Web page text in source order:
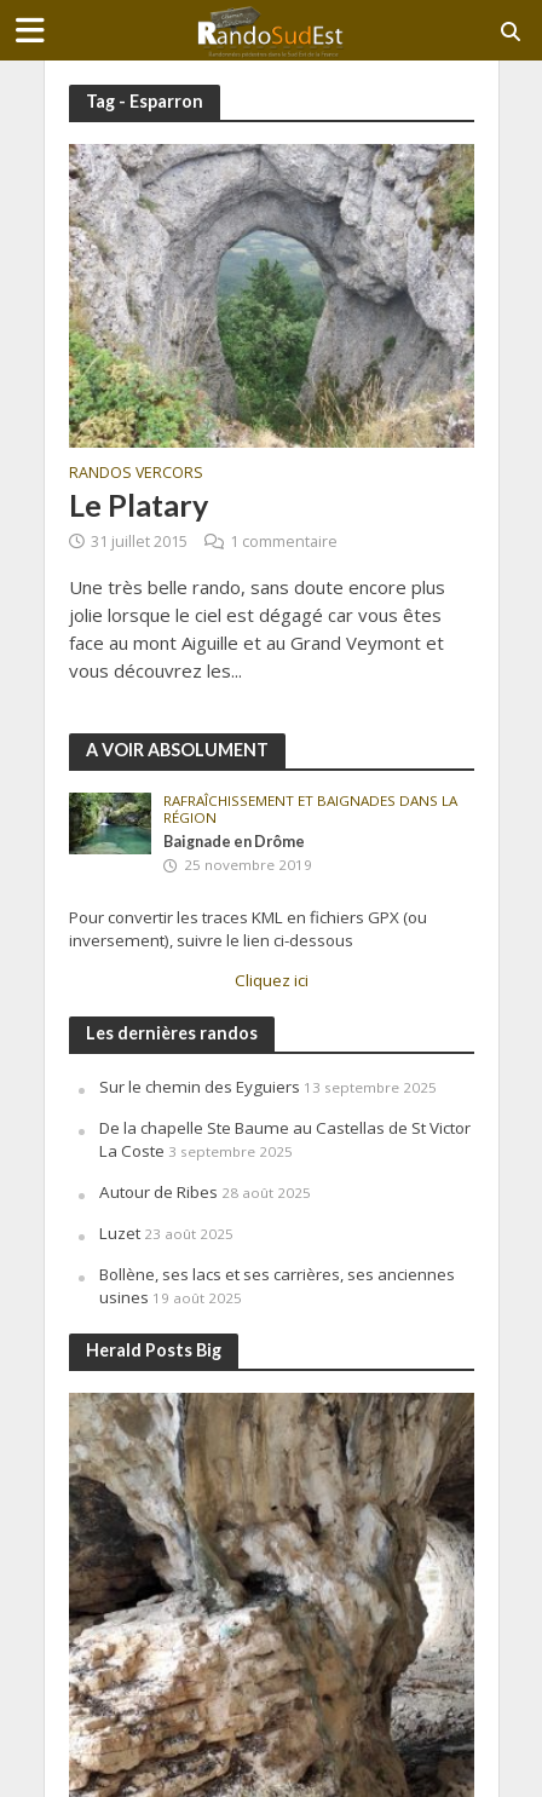
Tag - Esparron
RANDOS VERCORS
Le Platary
31 juillet 2015 1 commentaire
Une très belle rando, sans doute encore plus
jolie lorsque le ciel est dégagé car vous êtes
face au mont Aiguille et au Grand Veymont et
vous découvrez les...
A VOIR ABSOLUMENT
RAFRAÎCHISSEMENT ET BAIGNADES DANS LA
RÉGION
Baignade en Drôme
25 novembre 2019
Pour convertir les traces KML en fichiers GPX (ou
inversement), suivre le lien ci-dessous
Cliquez ici
Les dernières randos
Sur le chemin des Eyguiers 13 septembre 2025
De la chapelle Ste Baume au Castellas de St Victor
La Coste 3 septembre 2025
Autour de Ribes 28 août 2025
Luzet 23 août 2025
Bollène, ses lacs et ses carrières, ses anciennes
usines 19 août 2025
Herald Posts Big